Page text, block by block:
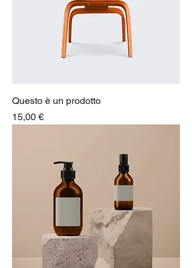
Questo è un prodotto
Prezzo
15,00 €